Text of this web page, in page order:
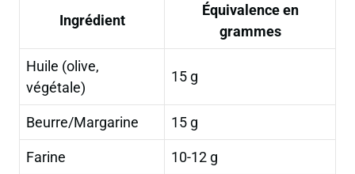
Ingrédient
Équivalence en
grammes
Huile (olive,
végétale)
15 g
Beurre/Margarine 15 g
Farine 10-12 g